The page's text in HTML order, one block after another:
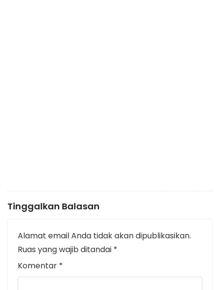
Tinggalkan Balasan
Alamat email Anda tidak akan dipublikasikan.
Ruas yang wajib ditandai *
Komentar *